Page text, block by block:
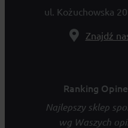
ul. Kożuchowska
Znajdź
Ranking
Najlepszy sklep
wg Waszych